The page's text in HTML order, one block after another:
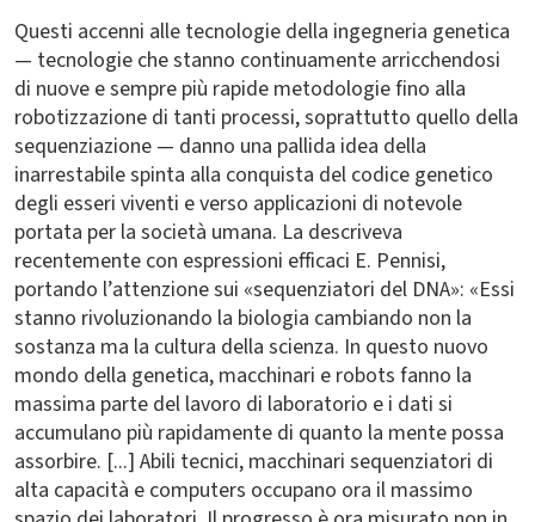
Questi accenni alle tecnologie della ingegneria genetica
— tecnologie che stanno continuamente arricchendosi
di nuove e sempre più rapide metodologie fino alla
robotizzazione di tanti processi, soprattutto quello della
sequenziazione — danno una pallida idea della
inarrestabile spinta alla conquista del codice genetico
degli esseri viventi e verso applicazioni di notevole
portata per la società umana. La descriveva
recentemente con espressioni efficaci E. Pennisi,
portando l’attenzione sui «sequenziatori del DNA»: «Essi
stanno rivoluzionando la biologia cambiando non la
sostanza ma la cultura della scienza. In questo nuovo
mondo della genetica, macchinari e robots fanno la
massima parte del lavoro di laboratorio e i dati si
accumulano più rapidamente di quanto la mente possa
assorbire. [...] Abili tecnici, macchinari sequenziatori di
alta capacità e computers occupano ora il massimo